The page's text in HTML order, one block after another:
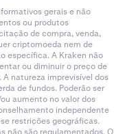
gerais e não
ou produtos
de compra, venda,
criptomoeda nem de
específica. A Kraken não
ou diminuir o preço de
natureza imprevisível dos
de fundos. Poderão ser
aumento no valor dos
independente
restrições geográficas.